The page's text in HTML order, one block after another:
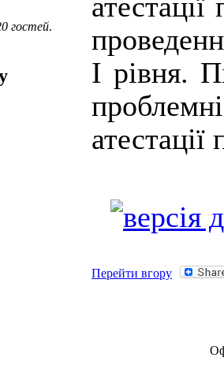
гостей.
І рівня.
атестації
Перейти вгору